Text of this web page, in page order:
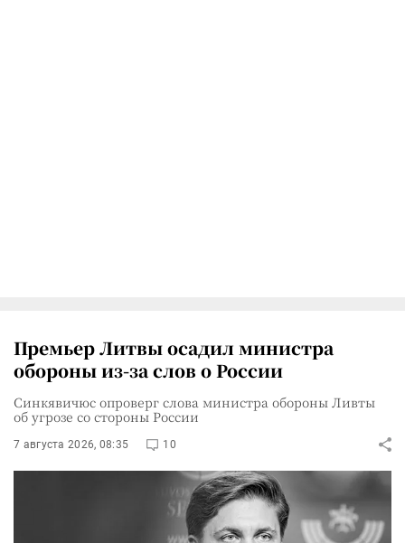
Премьер Литвы осадил министра
обороны из-за слов о России
Синкявичюс опроверг слова министра обороны Ливты
об угрозе со стороны России
7 августа 2026, 08:35 10